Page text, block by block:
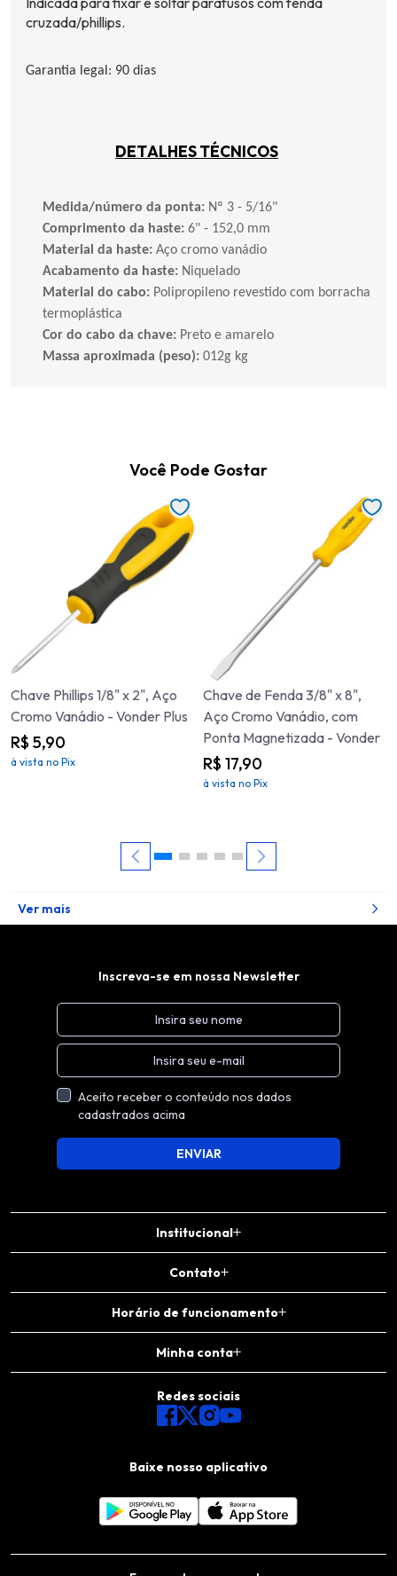
cruzada/phillips.
Garantia legal: 90 dias
DETALHES TÉCNICOS
Medida/número da ponta: Nº 3 - 5/16"
Comprimento da haste: 6" - 152,0 mm
Material da haste: Aço cromo vanádio
Acabamento da haste: Niquelado
Material do cabo: Polipropileno revestido com borracha
termoplástica
Cor do cabo da chave: Preto e amarelo
Massa aproximada (peso): 012g kg
Você Pode Gostar
Chave Phillips 1/8" x 2", Aço
Cromo Vanádio - Vonder Plus
R$ 5,90
à vista no Pix
Chave de Fenda 3/8" x 8",
Aço Cromo Vanádio, com
Ponta Magnetizada - Vonder
R$ 17,90
à vista no Pix
Ver mais
Institucional
Contato
Horário de funcionamento
Minha conta
Baixe nosso aplicativo
Redes sociais
Inscreva-se em nossa Newsletter
Aceito receber o conteúdo nos dados
cadastrados acima
ENVIAR